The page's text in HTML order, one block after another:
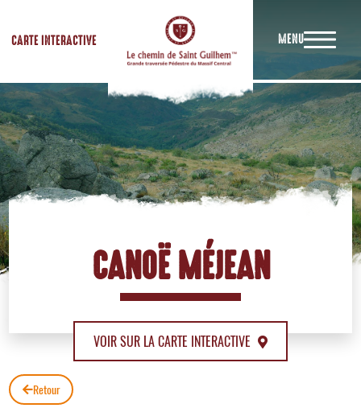
CARTE INTERACTIVE MENU
CANOË MÉJEAN
VOIR SUR LA CARTE INTERACTIVE
Retour